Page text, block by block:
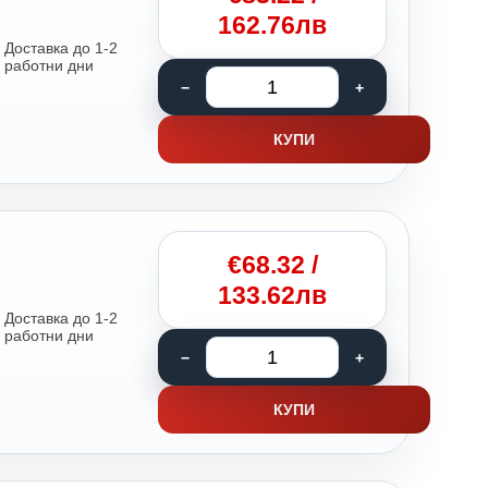
Доставка до 1-2
работни дни
162.76лв
КУПИ
Доставка до 1-2
работни дни
€68.32 /
133.62лв
КУПИ